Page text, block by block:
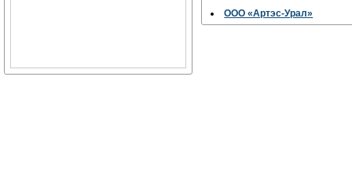
ООО «Артэс-Урал»